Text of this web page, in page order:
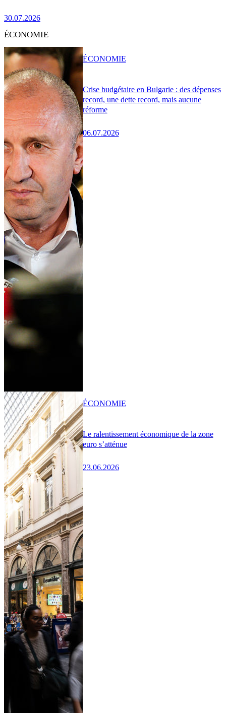
30.07.2026
ÉCONOMIE
Crise budgétaire en Bulgarie : des dépenses
record, une dette record, mais aucune
réforme
06.07.2026
ÉCONOMIE
Le ralentissement économique de la zone
euro s’atténue
23.06.2026
ÉCONOMIE